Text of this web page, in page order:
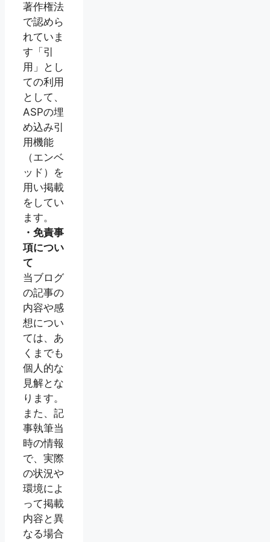
著作権法
で認めら
れていま
す「引
用」とし
ての利用
として、
ASPの埋
め込み引
用機能
（エンベ
ッド）を
用い掲載
をしてい
ます。
・免責事
項につい
て
当ブログ
の記事の
内容や感
想につい
ては、あ
くまでも
個人的な
見解とな
ります。
また、記
事執筆当
時の情報
で、実際
の状況や
環境によ
って掲載
内容と異
なる場合